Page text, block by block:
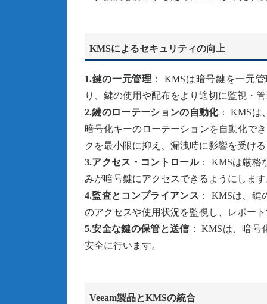
KMSによるセキュリティの向上
1.鍵の一元管理 ： KMSは暗号鍵を一元
り、鍵の使用や配布をより適切に監視・
2.鍵のローテーションの自動化： KMSは
暗号化キーのローテーションを自動化で
クを最小限に抑え、漏洩時に影響を受け
3.アクセス・コントロール： KMSは厳格
みが暗号鍵にアクセスできるようにしま
4.監査とコンプライアンス ： KMSは、
のアクセスや使用状況を監視し、レポー
5.安全な鍵の保管と送信： KMSは、暗号
安全に行います。
Veeam製品とKMSの統合